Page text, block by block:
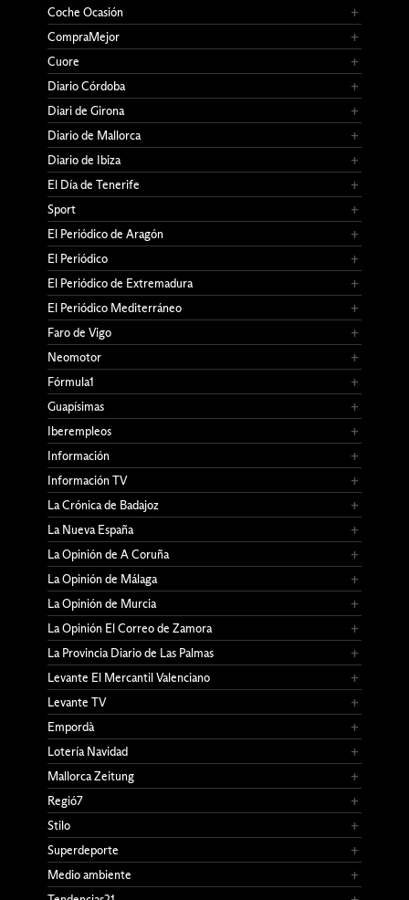
Coche Ocasión
CompraMejor
Cuore
Diario Córdoba
Diari de Girona
Diario de Mallorca
Diario de Ibiza
El Día de Tenerife
Sport
El Periódico de Aragón
El Periódico
El Periódico de Extremadura
El Periódico Mediterráneo
Faro de Vigo
Neomotor
Fórmula1
Guapísimas
Iberempleos
Información
Información TV
La Crónica de Badajoz
La Nueva España
La Opinión de A Coruña
La Opinión de Málaga
La Opinión de Murcia
La Opinión El Correo de Zamora
La Provincia Diario de Las Palmas
Levante El Mercantil Valenciano
Levante TV
Empordà
Lotería Navidad
Mallorca Zeitung
Regió7
Stilo
Superdeporte
Medio ambiente